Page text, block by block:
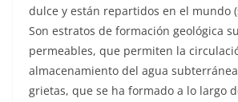
dulce y están repartidos en el mundo
Son estratos de formación geológica
permeables, que permiten la
almacenamiento del agua
grietas, que se ha formado a lo largo